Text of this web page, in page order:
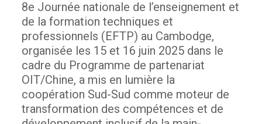
8e Journée nationale de l’enseignement et
de la formation techniques et
professionnels (EFTP) au Cambodge,
organisée les 15 et 16 juin 2025 dans le
cadre du Programme de partenariat
OIT/Chine, a mis en lumière la
coopération Sud-Sud comme moteur de
transformation des compétences et de